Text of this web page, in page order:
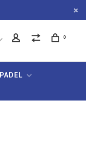
0
PADEL